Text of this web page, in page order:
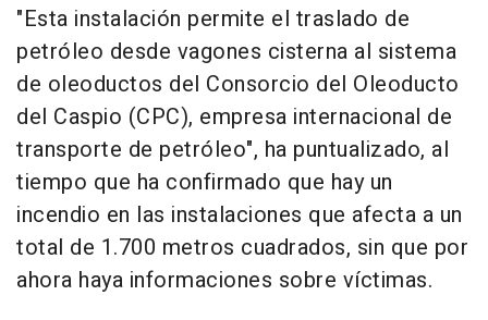
"Esta instalación permite el traslado de
petróleo desde vagones cisterna al sistema
de oleoductos del Consorcio del Oleoducto
del Caspio (CPC), empresa internacional de
transporte de petróleo", ha puntualizado, al
tiempo que ha confirmado que hay un
incendio en las instalaciones que afecta a un
total de 1.700 metros cuadrados, sin que por
ahora haya informaciones sobre víctimas.